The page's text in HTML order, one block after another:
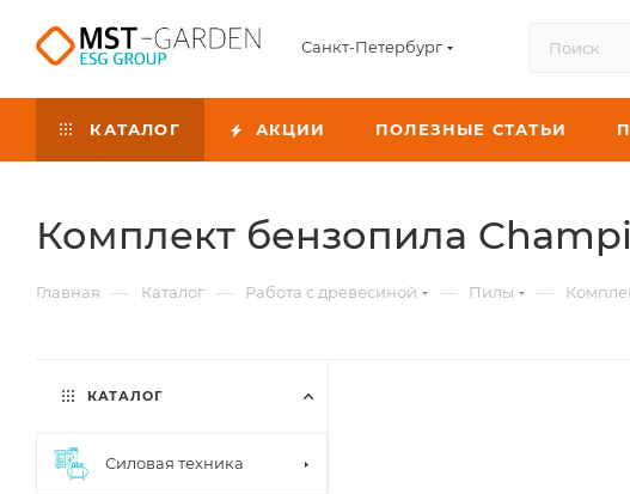
Санкт-Петербург
КАТАЛОГ АКЦИИ ПОЛЕЗНЫЕ СТАТЬИ
Комплект бензопила
Главная — Каталог — Работа с древесиной — Пилы —
КАТАЛОГ
Силовая техника